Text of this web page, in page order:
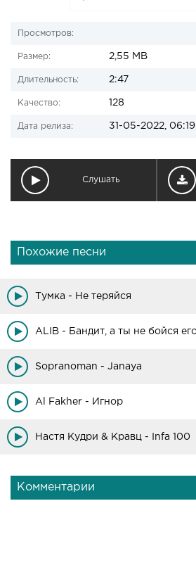
Просмотров:
Размер: 2,55 MB
Длительность: 2:47
Качество: 128
Дата релиза: 31-05-2022, 06:19
Слушать
Похожие песни
Тумка - Не теряйся
Sopranoman - Janaya
Al Fakher - Игнор
Настя Кудри & Кравц - Infa 100
Комментарии